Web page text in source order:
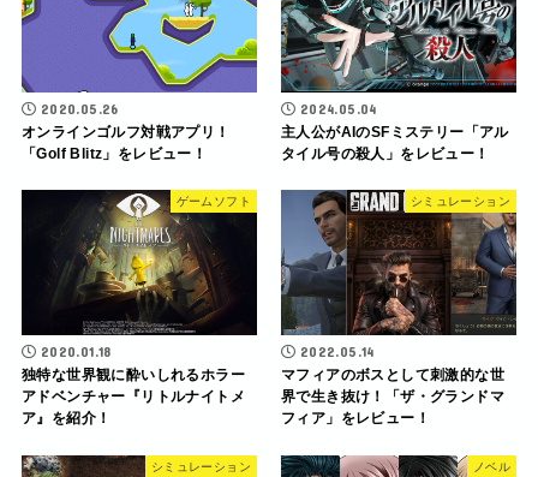
2020.05.26
オンラインゴルフ対戦アプリ！
「Golf Blitz」をレビュー！
2024.05.04
主人公がAIのSFミステリー「アル
タイル号の殺人」をレビュー！
ゲームソフト
2020.01.18
独特な世界観に酔いしれるホラー
アドベンチャー『リトルナイトメ
ア』を紹介！
シミュレーション
2022.05.14
マフィアのボスとして刺激的な世
界で生き抜け！「ザ・グランドマ
フィア」をレビュー！
シミュレーション ノベル